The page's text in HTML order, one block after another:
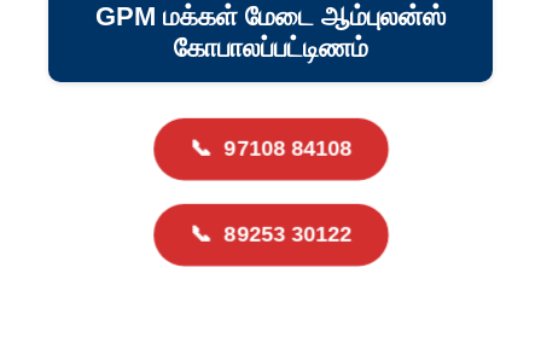
GPM மக்கள் மேடை ஆம்புலன்ஸ்
கோபாலப்பட்டிணம்
📞 97108 84108
📞 89253 30122